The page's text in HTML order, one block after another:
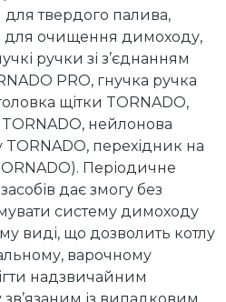
для твердого палива,
для очищення димоходу,
ручки зі з’єднанням
PRO, гнучка ручка
щітки TORNADO,
нейлонова
перехідник на
Періодичне
дає змогу без
систему димоходу
виді, що дозволить котлу
варочному
надзвичайним